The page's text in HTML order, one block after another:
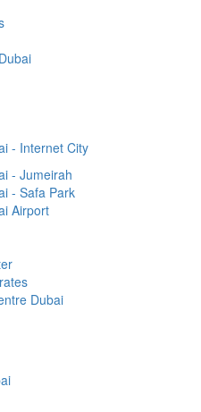
- Internet City
- Jumeirah
- Safa Park
Airport
Dubai